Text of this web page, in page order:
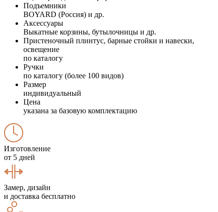
Подъемники
BOYARD (Россия) и др.
Аксессуары
Выкатные корзины, бутылочницы и др.
Пристеночный плинтус, барные стойки и навески,
освещение
по каталогу
Ручки
по каталогу (более 100 видов)
Размер
индивидуальный
Цена
указана за базовую комплектацию
Изготовление
от 5 дней
Замер, дизайн
и доставка бесплатно